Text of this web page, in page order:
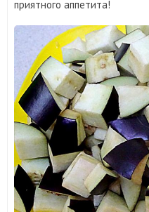
приятного аппетита!